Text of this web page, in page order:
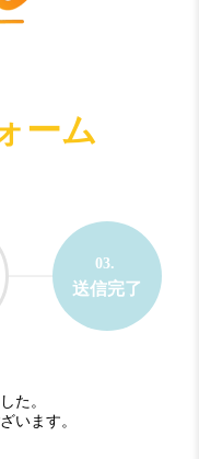
ーム
た。
います。